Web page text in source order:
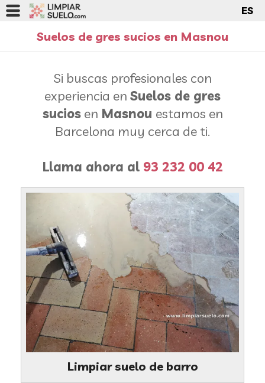
ES
Suelos de gres sucios en Masnou
Si buscas profesionales con
experiencia en Suelos de gres
suciosen Masnou estamos en
Barcelona muy cerca de ti.
Llama ahora al 93 232 00 42
Limpiar suelo de barro